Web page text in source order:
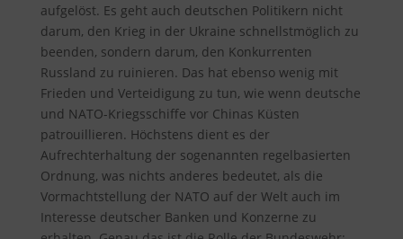
aufgelöst. Es geht auch deutschen Politikern nicht
darum, den Krieg in der Ukraine schnellstmöglich zu
beenden, sondern darum, den Konkurrenten
Russland zu ruinieren. Das hat ebenso wenig mit
Frieden und Verteidigung zu tun, wie wenn deutsche
und NATO-Kriegsschiffe vor Chinas Küsten
patrouillieren. Höchstens dient es der
Aufrechterhaltung der sogenannten regelbasierten
Ordnung, was nichts anderes bedeutet, als die
Vormachtstellung der NATO auf der Welt auch im
Interesse deutscher Banken und Konzerne zu